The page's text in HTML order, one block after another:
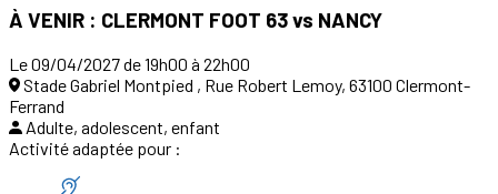
À VENIR : CLERMONT FOOT 63 vs NANCY
Le 09/04/2027 de 19h00 à 22h00
Stade Gabriel Montpied , Rue Robert Lemoy, 63100 Clermont-
Ferrand
Adulte, adolescent, enfant
Activité adaptée pour :